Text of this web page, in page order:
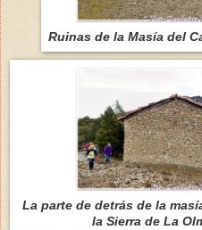
Ruinas de la Masía del
La parte de detrás de la
la Sierra de La